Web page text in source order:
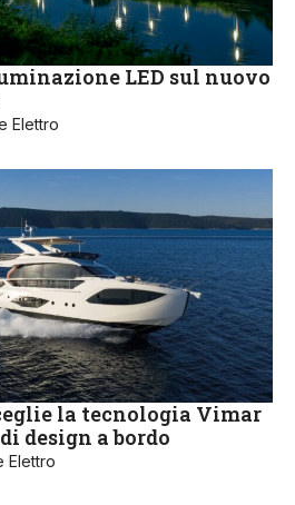
LED sul nuovo
Elettro
la tecnologia Vimar
design a bordo
Elettro